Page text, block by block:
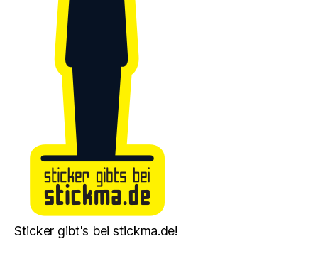
Sticker gibt's bei stickma.de!